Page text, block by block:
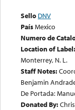
Sello DNV
PaísMexico
Numero de
Location of Label:
Monterrey, N. L.
Staff Notes:
Benjamin
De Portada:
Donated By: